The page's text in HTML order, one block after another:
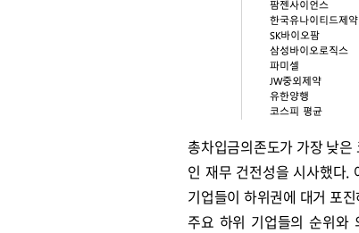
총차입금의존도가 가장 낮
인 재무 건전성을 시사했다.
기업들이 하위권에 대거 포
주요 하위 기업들의 순위와